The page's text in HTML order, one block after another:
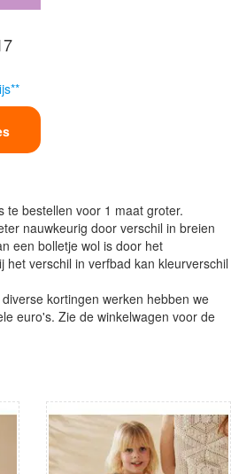
te bestellen voor 1 maat groter.
nauwkeurig door verschil in breien
een bolletje wol is door het
het verschil in verfbad kan kleurverschil
kortingen werken hebben we
euro's. Zie de winkelwagen voor de